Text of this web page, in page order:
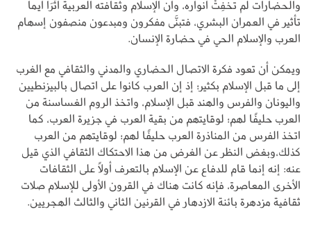
والحضارات لم تخفِتْ أنواره، وأن الإسلام وثقافته العربية أثَّرَا أيما
تأثير في العمران البشري، فتبنَّى مفكرون ومبدعون منصفون إسهام
العرب والإسلام الحي في حضارة الإنسان.
ويمكن أن تعود فكرة الاتصال الحضاري والمدني والثقافي مع الغرب
إلى ما قبل الإسلام بكثير؛ إذ إن العرب كانوا على اتصال بالبيزنطيين
واليونان والفرس والهند قبل الإسلام، واتخذ الروم الغساسنة من
العرب حليفًا لهم؛ لوقايتهم من بقية العرب في جزيرة العرب، كما
اتخذ الفرس من المناذرة العرب حليفًا لهم؛ لوقايتهم من العرب
كذلك،وبغض النظر عن الغرض من هذا الاحتكاك الثقافي الذي قيل
عنه: إنه إنما قام للدفاع عن الإسلام بالتعرف أولًا على الثقافات
الأخرى المعاصرة، فإنه كانت هناك في القرون الأولى للإسلام صلات
ثقافية مزدهرة بائنة الازدهار في القرنين الثاني والثالث الهجريين.